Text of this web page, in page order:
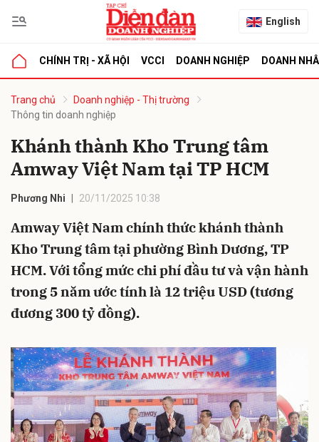
English
CHÍNH TRỊ - XÃ HỘI VCCI DOANH NGHIỆP DOANH
Trang chủ
Doanh nghiệp - Thị trường
Thông tin doanh nghiệp
Khánh thành Kho Trung tâm
Amway Việt Nam tại TP HCM
Phương Nhi 20/11/2025 10:38
Amway Việt Nam chính thức khánh thành
Kho Trung tâm tại phường Bình Dương, TP
HCM. Với tổng mức chi phí đầu tư và vận hành
trong 5 năm ước tính là 12 triệu USD (tương
đương 300 tỷ đồng).
luận